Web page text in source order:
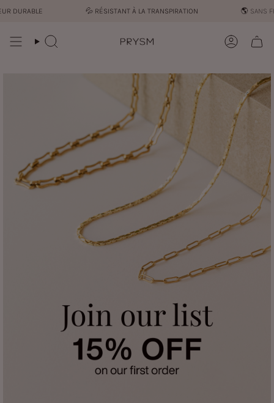
auDURABLE 💦︎RÉSISTANT À LA TRANSPIRATION 🌎 SANS
Recherche Compte